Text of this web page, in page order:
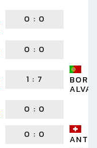
0 : 0
0 : 0
1 : 7
0 : 0
0 : 0